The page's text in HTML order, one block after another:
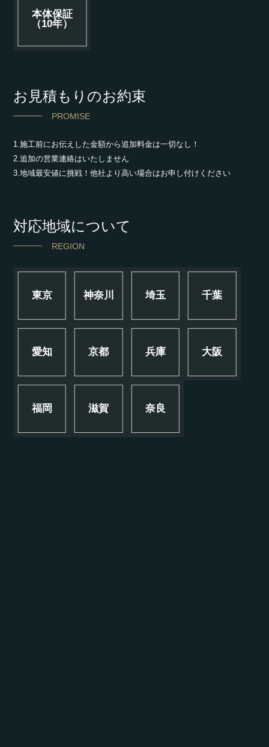
本体保証
（10年）
お見積もりのお約束
PROMISE
1.施工前にお伝えした金額から追加料金は一切なし！
2.追加の営業連絡はいたしません
3.地域最安値に挑戦！他社より高い場合はお申し付けください
対応地域について
REGION
東京 神奈川 埼玉 千葉
愛知 京都 兵庫 大阪
福岡 滋賀 奈良